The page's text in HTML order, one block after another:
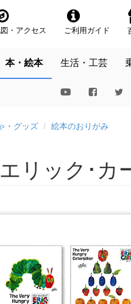
・アクセス ご利用ガイド
本・絵本 生活・工芸
・グッズ 絵本のおりがみ
リック･カ